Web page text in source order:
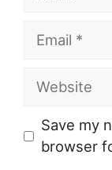
Email
Website
Save my
browser